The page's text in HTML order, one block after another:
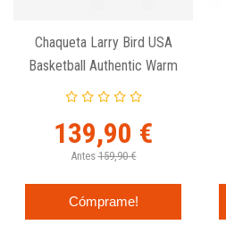
Chaqueta Larry Bird USA
Basketball Authentic Warm
Up 1992 - Mitchell And
139,90 €
Antes 159,90 €
Cómprame!